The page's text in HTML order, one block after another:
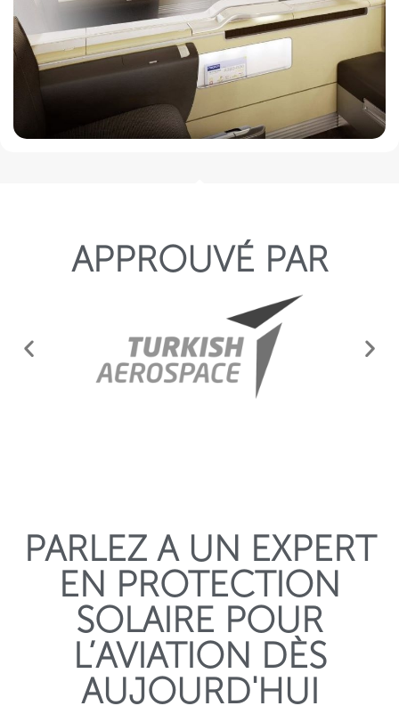
APPROUVÉ PAR
PARLEZ A UN EXPERT
EN PROTECTION
SOLAIRE POUR
L’AVIATION DÈS
AUJOURD'HUI